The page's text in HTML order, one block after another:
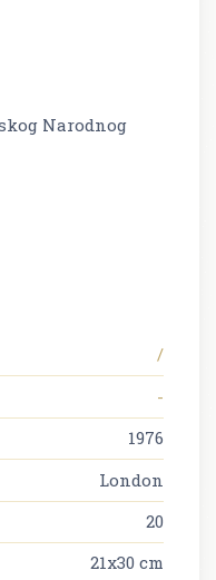
Narodnog
/
-
1976
London
20
21x30 cm